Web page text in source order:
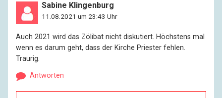
Sabine Klingenburg
11.08.2021 um 23:43 Uhr
Auch 2021 wird das Zölibat nicht diskutiert. Höchstens mal
wenn es darum geht, dass der Kirche Priester fehlen.
Traurig.
Antworten